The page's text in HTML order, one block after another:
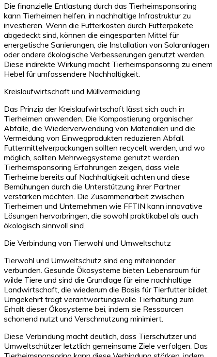
Die finanzielle Entlastung durch das Tierheimsponsoring
kann Tierheimen helfen, in nachhaltige Infrastruktur zu
investieren. Wenn die Futterkosten durch Futterpakete
abgedeckt sind, können die eingesparten Mittel für
energetische Sanierungen, die Installation von Solaranlagen
oder andere ökologische Verbesserungen genutzt werden.
Diese indirekte Wirkung macht Tierheimsponsoring zu einem
Hebel für umfassendere Nachhaltigkeit.
Kreislaufwirtschaft und Müllvermeidung
Das Prinzip der Kreislaufwirtschaft lässt sich auch in
Tierheimen anwenden. Die Kompostierung organischer
Abfälle, die Wiederverwendung von Materialien und die
Vermeidung von Einwegprodukten reduzieren Abfall.
Futtermittelverpackungen sollten recycelt werden, und wo
möglich, sollten Mehrwegsysteme genutzt werden.
Tierheimsponsoring Erfahrungen zeigen, dass viele
Tierheime bereits auf Nachhaltigkeit achten und diese
Bemühungen durch die Unterstützung ihrer Partner
verstärken möchten. Die Zusammenarbeit zwischen
Tierheimen und Unternehmen wie FFTIN kann innovative
Lösungen hervorbringen, die sowohl praktikabel als auch
ökologisch sinnvoll sind.
Die Verbindung von Tierwohl und Umweltschutz
Tierwohl und Umweltschutz sind eng miteinander
verbunden. Gesunde Ökosysteme bieten Lebensraum für
wilde Tiere und sind die Grundlage für eine nachhaltige
Landwirtschaft, die wiederum die Basis für Tierfutter bildet.
Umgekehrt trägt verantwortungsvolle Tierhaltung zum
Erhalt dieser Ökosysteme bei, indem sie Ressourcen
schonend nutzt und Verschmutzung minimiert.
Diese Verbindung macht deutlich, dass Tierschützer und
Umweltschützer letztlich gemeinsame Ziele verfolgen. Das